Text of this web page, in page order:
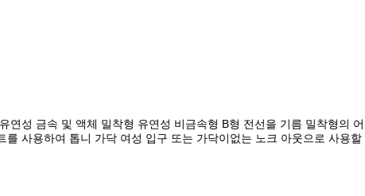
성 금속 및 액체 밀착형 유연성 비금속형 B형 전선을 기름 밀착형의
사용하여 톱니 가닥 여성 입구 또는 가닥이없는 노크 아웃으로 사용할